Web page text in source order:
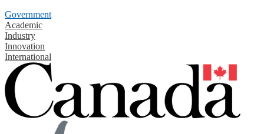
Government
Academic
Industry
Innovation
International